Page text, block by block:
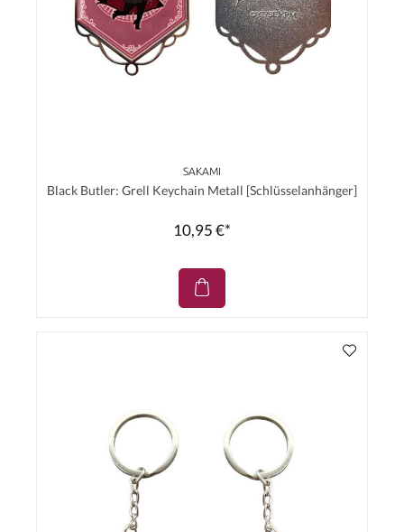
SAKAMI
Black Butler: Grell Keychain Metall [Schlüsselanhänger]
10,95 €*